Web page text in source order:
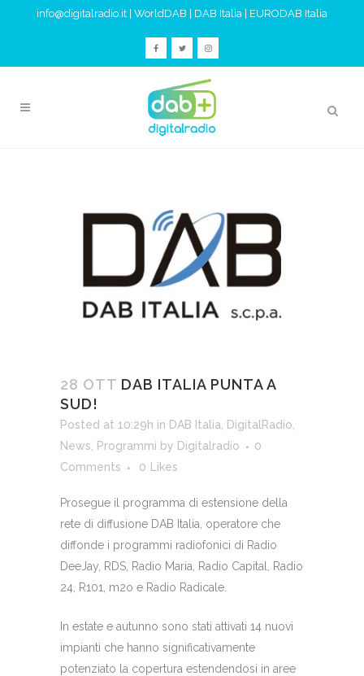
info@digitalradio.it WorldDAB DAB Italia EURODAB Italia
28 OTT DAB ITALIA PUNTA A
SUD!
Posted at 10:29h in DAB Italia DigitalRadio
News
Programmi by Digitalradio
0
Comments
0 Likes
Prosegue il programma di estensione della
rete di diffusione DAB Italia, operatore che
diffonde i programmi radiofonici di Radio
DeeJay, RDS, Radio Maria, Radio Capital, Radio
24, R101, m2o e Radio Radicale.
In estate e autunno sono stati attivati 14 nuovi
impianti che hanno significativamente
potenziato la copertura estendendosi in aree